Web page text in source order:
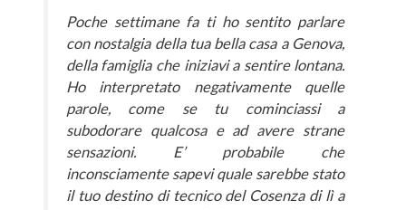
Poche settimane fa ti ho sentito parlare
con nostalgia della tua bella casa a Genova,
della famiglia che iniziavi a sentire lontana.
Ho interpretato negativamente quelle
parole, come se tu cominciassi a
subodorare qualcosa e ad avere strane
sensazioni. E’ probabile che
inconsciamente sapevi quale sarebbe stato
il tuo destino di tecnico del Cosenza di lì a